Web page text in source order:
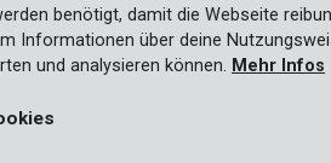
benötigt, damit die Webseite
Informationen über deine
und analysieren können. Mehr Infos